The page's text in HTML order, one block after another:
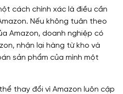
cách chính xác là điều cần
Nếu không tuân theo
Amazon, doanh nghiệp có
nhận lại hàng từ kho và
sản phẩm của mình một
thay đổi vì Amazon luôn cập